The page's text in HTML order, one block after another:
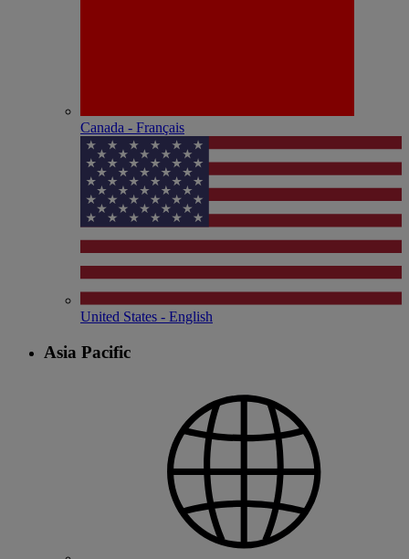
Canada - Français
United States - English
Asia Pacific